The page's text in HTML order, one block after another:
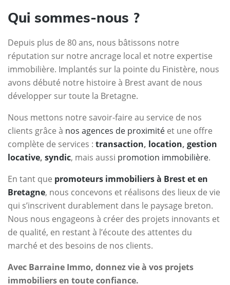
Qui sommes-nous ?
Depuis plus de 80 ans, nous bâtissons notre
réputation sur notre ancrage local et notre expertise
immobilière. Implantés sur la pointe du Finistère, nous
avons débuté notre histoire à Brest avant de nous
développer sur toute la Bretagne.
Nous mettons notre savoir-faire au service de nos
clients grâce à nos agences de proximité et une offre
complète de services : transaction, location, gestion
locative, syndic, mais aussi promotion immobilière.
En tant que promoteurs immobiliers à Brest et en
Bretagne, nous concevons et réalisons des lieux de vie
qui s’inscrivent durablement dans le paysage breton.
Nous nous engageons à créer des projets innovants et
de qualité, en restant à l’écoute des attentes du
marché et des besoins de nos clients.
Avec Barraine Immo, donnez vie à vos projets
immobiliers en toute confiance.